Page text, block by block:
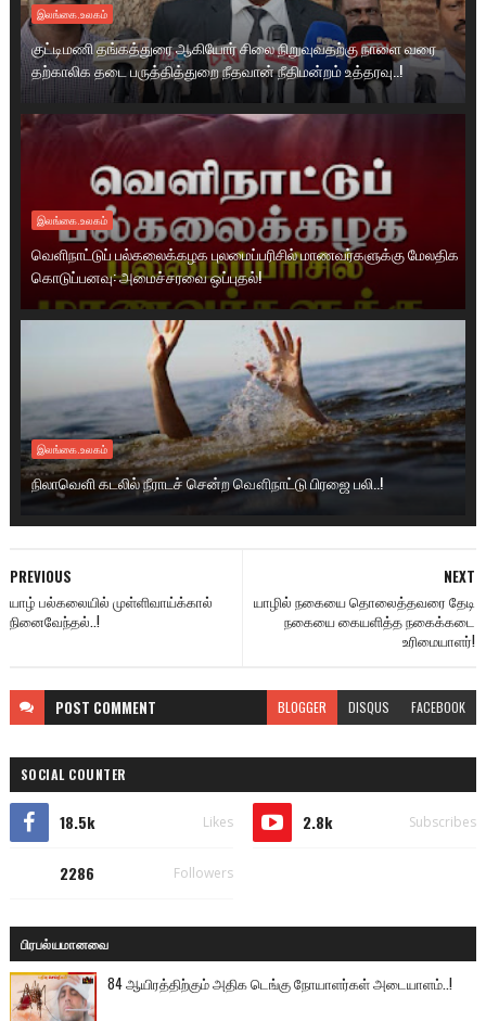
இலங்கை.உலகம்
குட்டிமணி தங்கத்துரை ஆகியோர் சிலை நிறுவுவதற்கு நாளை வரை
தற்காலிக தடை பருத்தித்துறை நீதவான் நீதிமன்றம் உத்தரவு..!
இலங்கை.உலகம்
வெளிநாட்டுப் பல்கலைக்கழக புலமைப்பரிசில் மாணவர்களுக்கு மேலதிக
கொடுப்பனவு: அமைச்சரவை ஒப்புதல்!
இலங்கை.உலகம்
நிலாவெளி கடலில் நீராடச் சென்ற வௌிநாட்டு பிரஜை பலி..!
NEXT
யாழில் நகையை தொலைத்தவரை தேடி
நகையை கையளித்த நகைக்கடை
உரிமையாளர்!
PREVIOUS
யாழ் பல்கலையில் முள்ளிவாய்க்கால்
நினைவேந்தல்..!
POST COMMENT BLOGGER DISQUS FACEBOOK
SOCIAL COUNTER
18.5k Likes 2.8k Subscribes
2286 Followers
பிரபல்யமானவை
84 ஆயிரத்திற்கும் அதிக டெங்கு நோயாளர்கள் அடையாளம்..!